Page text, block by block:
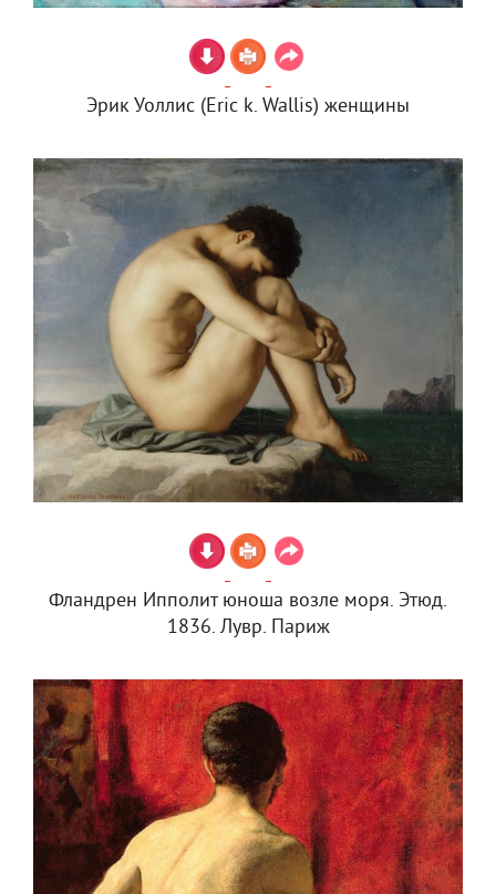
Эрик Уоллис (Eric k. Wallis) женщины
Фландрен Ипполит юноша возле моря. Этюд.
1836. Лувр. Париж